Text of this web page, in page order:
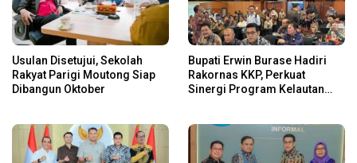
Usulan Disetujui, Sekolah
Rakyat Parigi Moutong Siap
Dibangun Oktober
Bupati Erwin Burase Hadiri
Rakornas KKP, Perkuat
Sinergi Program Kelautan